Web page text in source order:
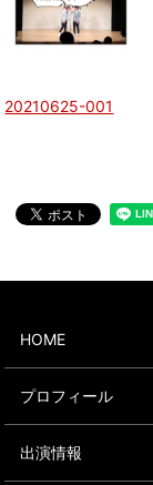
20210625-001
HOME
プロフィール
出演情報